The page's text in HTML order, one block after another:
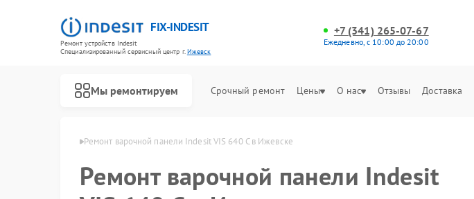
FIX-INDESIT
Ремонт устройств Indesit
Специализированный cервисный центр г.Ижевск
+7 (341) 265-07-67
Ежедневно, с 10:00 до 20:00
Мы ремонтируем Срочный ремонт Цены О нас Отзывы Доставка
Ремонт варочной панели Indesit VIS 640 C в Ижевске
Ремонт варочной панели Indesit